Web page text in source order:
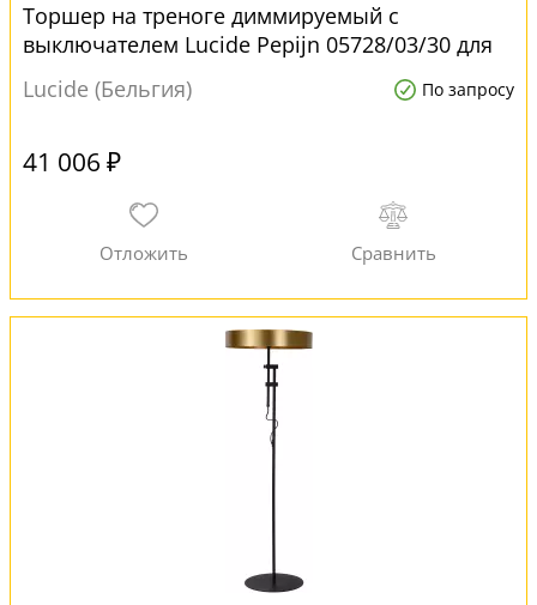
Торшер на треноге диммируемый с
выключателем Lucide Pepijn 05728/03/30 для
офиса
Lucide (Бельгия) По запросу
41 006 ₽